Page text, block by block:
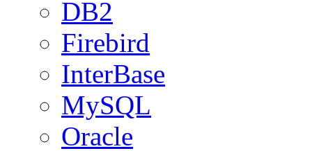
DB2
Firebird
InterBase
MySQL
Oracle